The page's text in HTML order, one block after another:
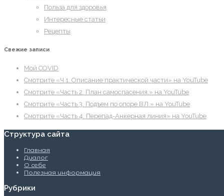
Польза для здоровья
Интересные статьи
Рецепты
Свежие записи
Мой COVID
Смотрите «Ч 1. Описание практической части» на YouTube
Смотрите «Часть 2. План самоспасения.» на YouTube
Смотрите «Часть 3. Подъем по опоре ВЛ.» на YouTube
Смотрите «Часть 4. Перепад-Анкерная линия» на YouTube
Структура сайта
Главная
Диалог
О себе
Полезная информация
Рубрики